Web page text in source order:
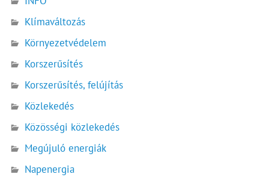
Klímaváltozás
Környezetvédelem
Korszerűsítés
Korszerűsítés, felújítás
Közlekedés
Közösségi közlekedés
Megújuló energiák
Napenergia